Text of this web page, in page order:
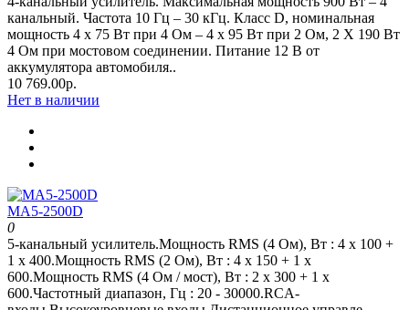
канальный. Частота 10 Гц – 30 кГц. Класс D, номинальная
мощность 4 x 75 Вт при 4 Oм – 4 x 95 Вт при 2 Oм, 2 Х 190 Вт
4 Ом при мостовом соединении. Питание 12 В от
аккумулятора автомобиля..
10 769.00р.
Нет в наличии
MA5-2500D
0
5-канальный усилитель.Мощность RMS (4 Ом), Вт : 4 x 100 +
1 x 400.Мощность RMS (2 Ом), Вт : 4 x 150 + 1 x
600.Мощность RMS (4 Ом / мост), Вт : 2 x 300 + 1 x
600.Частотный диапазон, Гц : 20 - 30000.RCA-